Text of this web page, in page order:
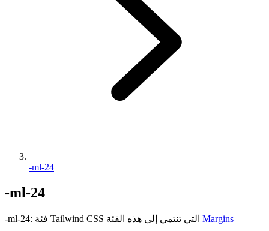
-ml-24
-ml-24
-ml-24: فئة Tailwind CSS التي تنتمي إلى هذه الفئة Margins